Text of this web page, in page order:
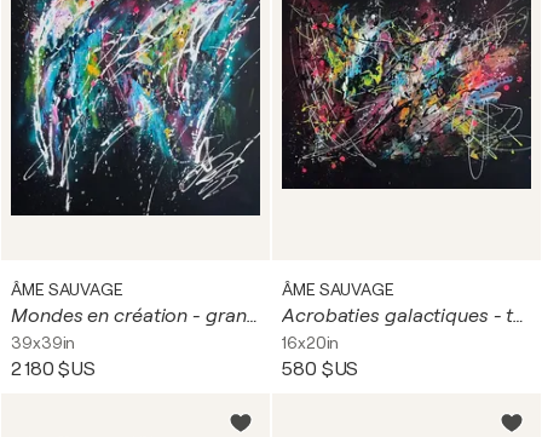
ÂME SAUVAGE
Mondes en création - grand tableau abstrait coloré sur fond noir
39x39in
2 180 $US
ÂME SAUVAGE
Acrobaties galactiques - tableau design multicolore sur fond noir
16x20in
580 $US